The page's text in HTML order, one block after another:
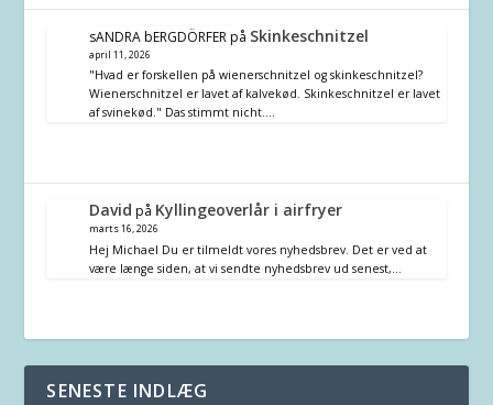
sANDRA bERGDÖRFERpå Skinkeschnitzel
april 11, 2026
"Hvad er forskellen på wienerschnitzel og skinkeschnitzel?
Wienerschnitzel er lavet af kalvekød. Skinkeschnitzel er lavet
af svinekød." Das stimmt nicht.…
David på Kyllingeoverlår i airfryer
marts 16, 2026
Hej Michael Du er tilmeldt vores nyhedsbrev. Det er ved at
være længe siden, at vi sendte nyhedsbrev ud senest,…
SENESTE INDLÆG